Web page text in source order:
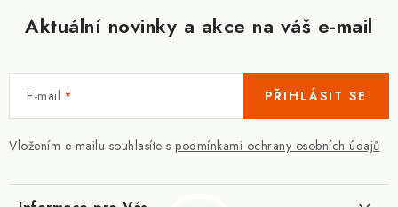
Aktuální novinky a akce na váš e-mail
E-mail
Vložením e-mailu souhlasíte s podmínkami ochrany osobních údajů
PŘIHLÁSIT SE